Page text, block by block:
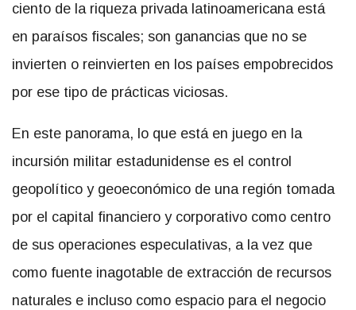
ciento de la riqueza privada latinoamericana está
en paraísos fiscales; son ganancias que no se
invierten o reinvierten en los países empobrecidos
por ese tipo de prácticas viciosas.
En este panorama, lo que está en juego en la
incursión militar estadunidense es el control
geopolítico y geoeconómico de una región tomada
por el capital financiero y corporativo como centro
de sus operaciones especulativas, a la vez que
como fuente inagotable de extracción de recursos
naturales e incluso como espacio para el negocio